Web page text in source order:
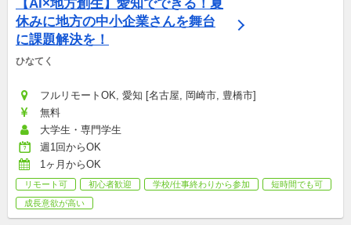
【AI×地方創生】愛知でできる！夏
休みに地方の中小企業さんを舞台
に課題解決を！
ひなてく
フルリモートOK, 愛知 [名古屋, 岡崎市, 豊橋市]
無料
大学生・専門学生
週1回からOK
1ヶ月からOK
リモート可 初心者歓迎 学校/仕事終わりから参加
短時間でも可
成長意欲が高い